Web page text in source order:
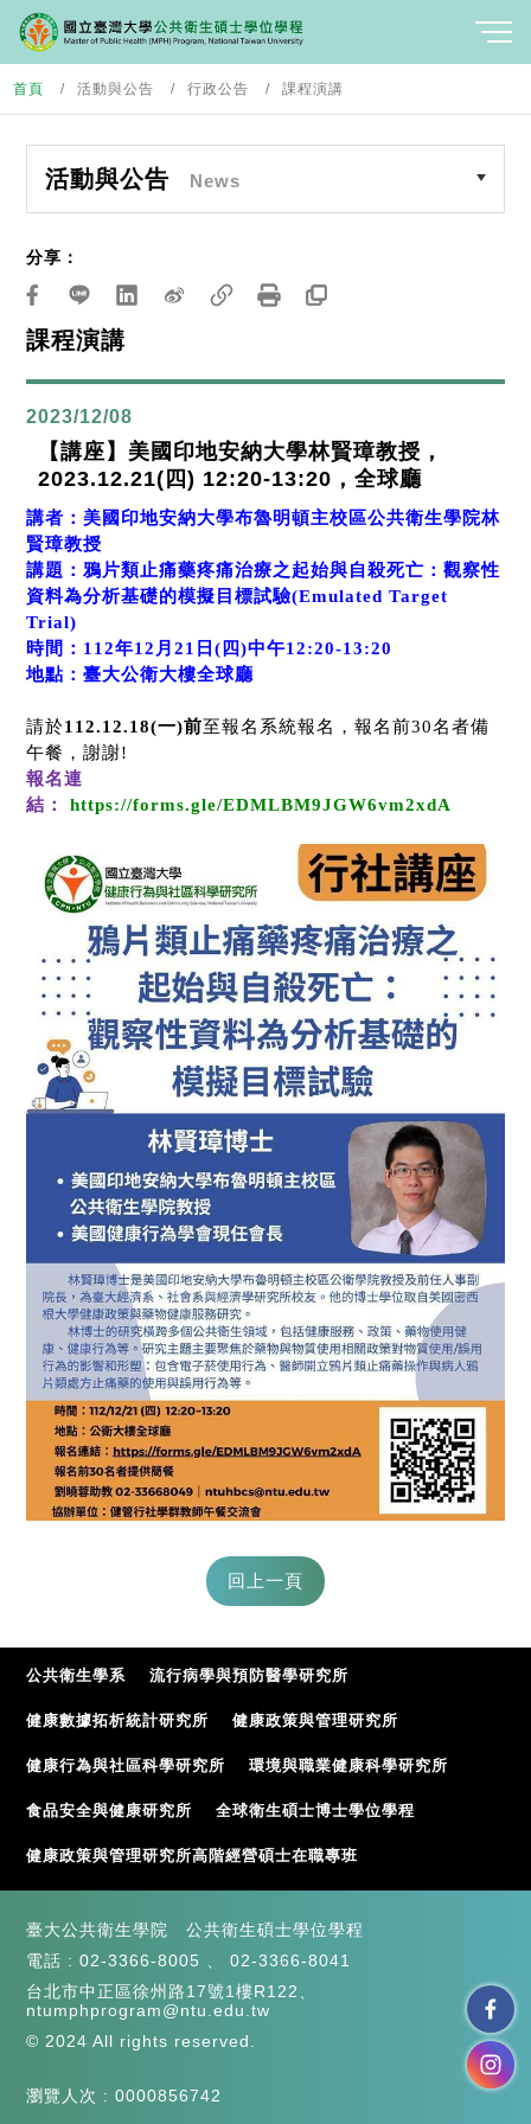
首頁 活動與公告 行政公告 課程演講
活動與公告 News
課程演講
分享：
2023/12/08
【講座】美國印地安納大學林賢璋教授，
2023.12.21(四) 12:20-13:20，全球廳
講者：美國印地安納大學布魯明頓主校區公共衛生學院林
賢璋教授
講題：鴉片類止痛藥疼痛治療之起始與自殺死亡：觀察性
資料為分析基礎的模擬目標試驗(Emulated Target
Trial)
時間： 112年12 月21 日( 四)中午12:20-13:20
地點：臺大公衛大樓全球廳
請於112.12.18(一)前至報名系統報名，報名前30名者備
午餐，謝謝!
報名連
結：
https://forms.gle/EDMLBM9JGW6vm2xdA
公共衛生學系 流行病學與預防醫學研究所
健康數據拓析統計研究所 健康政策與管理研究所
健康行為與社區科學研究所 環境與職業健康科學研究所
食品安全與健康研究所 全球衛生碩士博士學位學程
健康政策與管理研究所高階經營碩士在職專班
臺大公共衛生學院 公共衛生碩士學位學程
電話 :02-3366-8005 、02-3366-8041
台北市中正區徐州路17號1樓R122、
ntumphprogram@ntu.edu.tw
© 2024 All rights reserved.
瀏覽人次 : 0000856742